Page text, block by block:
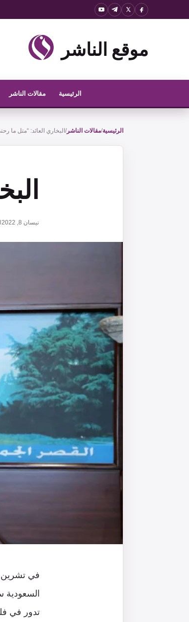
موقع الناشر
الرئيسية مقالات الناشر
الرئيسية/مقالات الناشر/ البخاري العائد: “متل ما
نيسان 8, 2022
في تشرين
تدور في